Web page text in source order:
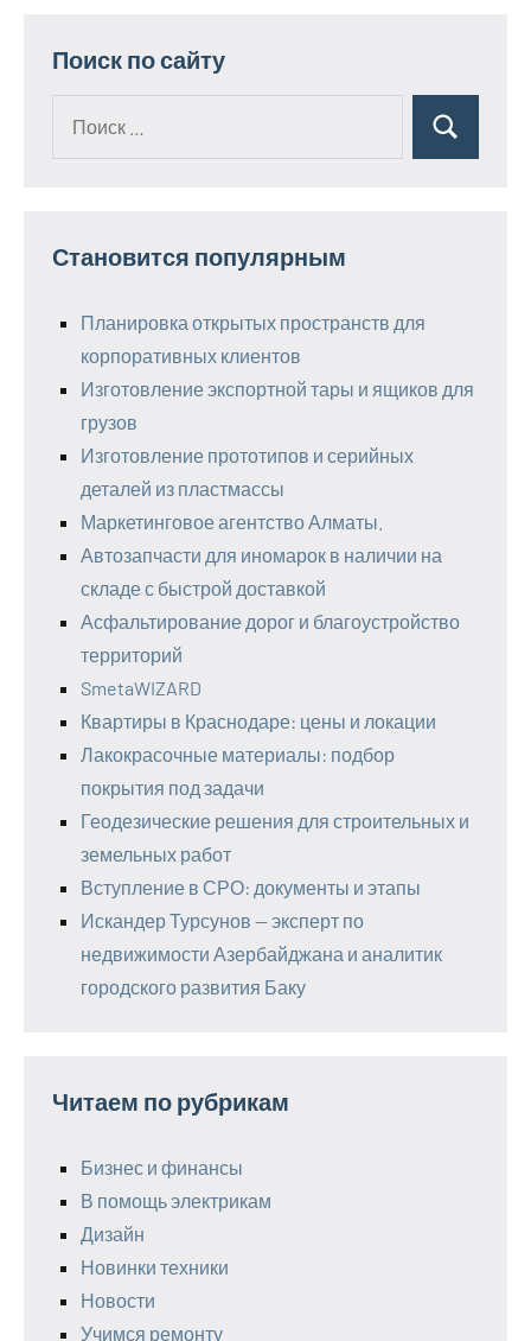
Поиск по сайту
Поиск
Становится популярным
Планировка открытых пространств для
корпоративных клиентов
Изготовление экспортной тары и ящиков для
грузов
Изготовление прототипов и серийных
деталей из пластмассы
Маркетинговое агентство Алматы.
Автозапчасти для иномарок в наличии на
складе с быстрой доставкой
Асфальтирование дорог и благоустройство
территорий
SmetaWIZARD
Квартиры в Краснодаре: цены и локации
Лакокрасочные материалы: подбор
покрытия под задачи
Геодезические решения для строительных и
земельных работ
Вступление в СРО: документы и этапы
Искандер Турсунов — эксперт по
недвижимости Азербайджана и аналитик
городского развития Баку
Читаем по рубрикам
Бизнес и финансы
В помощь электрикам
Дизайн
Новинки техники
Новости
Учимся ремонту